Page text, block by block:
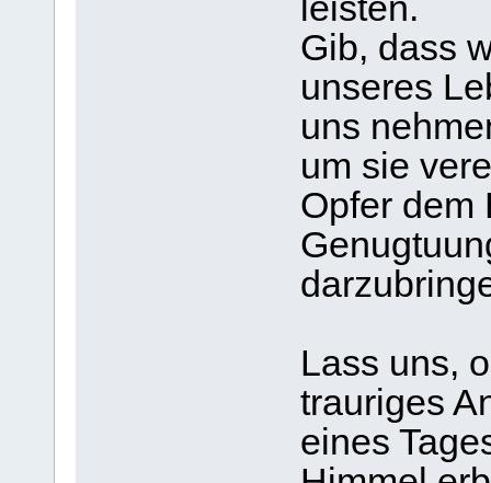
leisten.
Gib, dass
unseres
uns
um sie
Opfer dem
Lass uns,
trauriges
eines